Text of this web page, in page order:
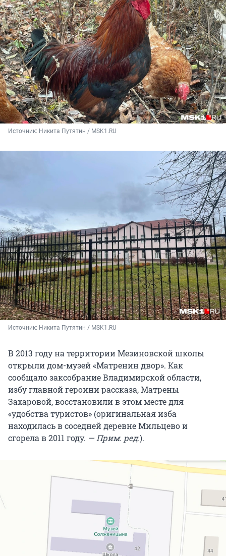
Источник: Никита Путятин / MSK1.RU
Источник: Никита Путятин / MSK1.RU
В 2013 году на территории Мезиновской школы
открыли дом-музей «Матренин двор». Как
сообщало заксобрание Владимирской области,
избу главной героини рассказа, Матрены
Захаровой, восстановили в этом месте для
«удобства туристов» (оригинальная изба
находилась в соседней деревне Мильцево и
сгорела в 2011 году. — Прим. ред.).